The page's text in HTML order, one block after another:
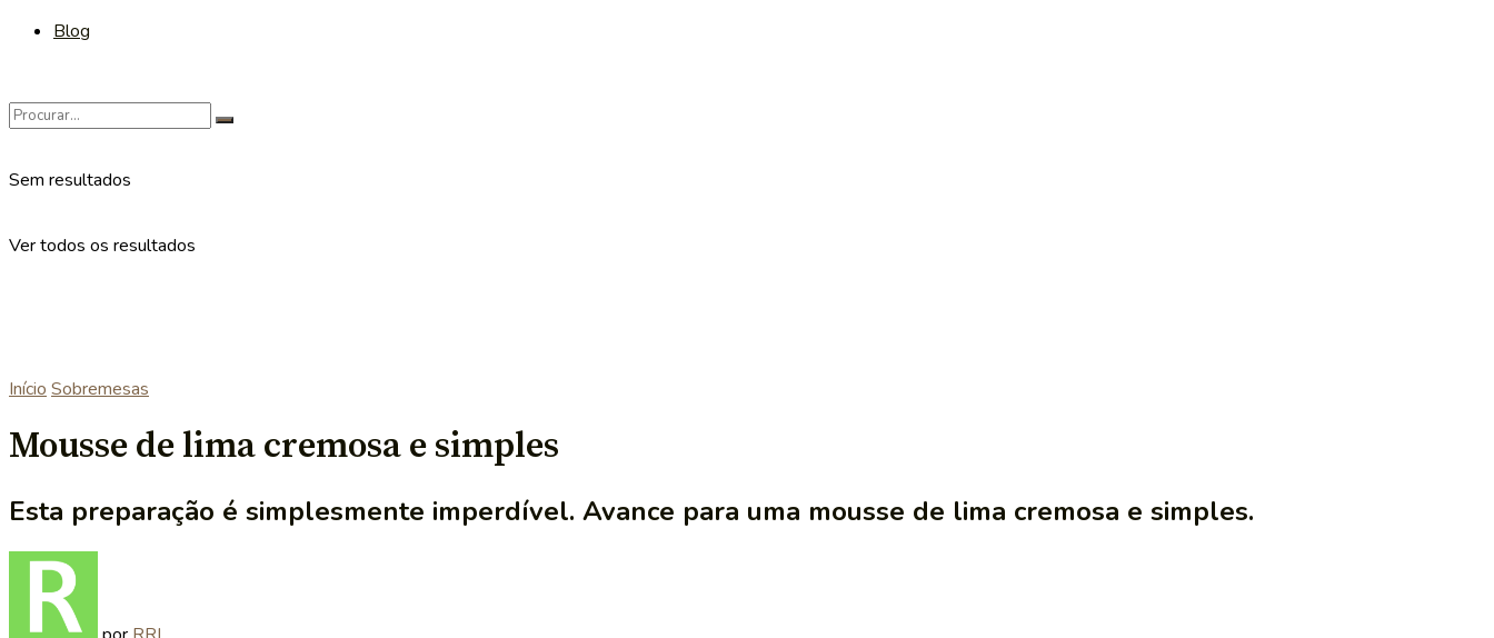
Blog
Sem resultados
Ver todos os resultados
Início Sobremesas
Mousse de lima cremosa e simples
Esta preparação é simplesmente imperdível. Avance para uma mousse de lima cremosa e simples.